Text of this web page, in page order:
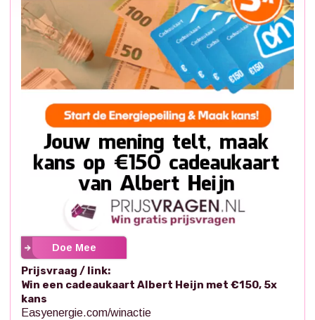
Doe Mee
Prijsvraag / link:
Win een cadeaukaart Albert Heijn met €150, 5x
kans
Easyenergie.com/winactie